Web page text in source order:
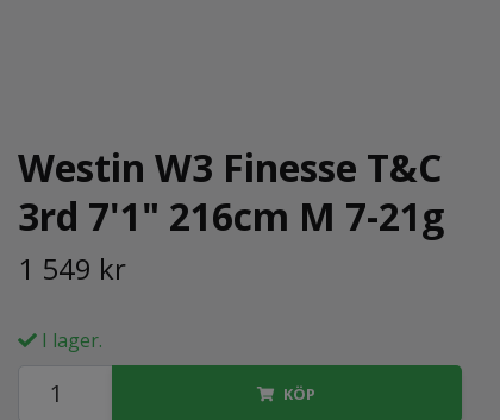
Westin W3 Finesse T&C
3rd 7'1" 216cm M 7-21g
1 549 kr
I lager.
KÖP